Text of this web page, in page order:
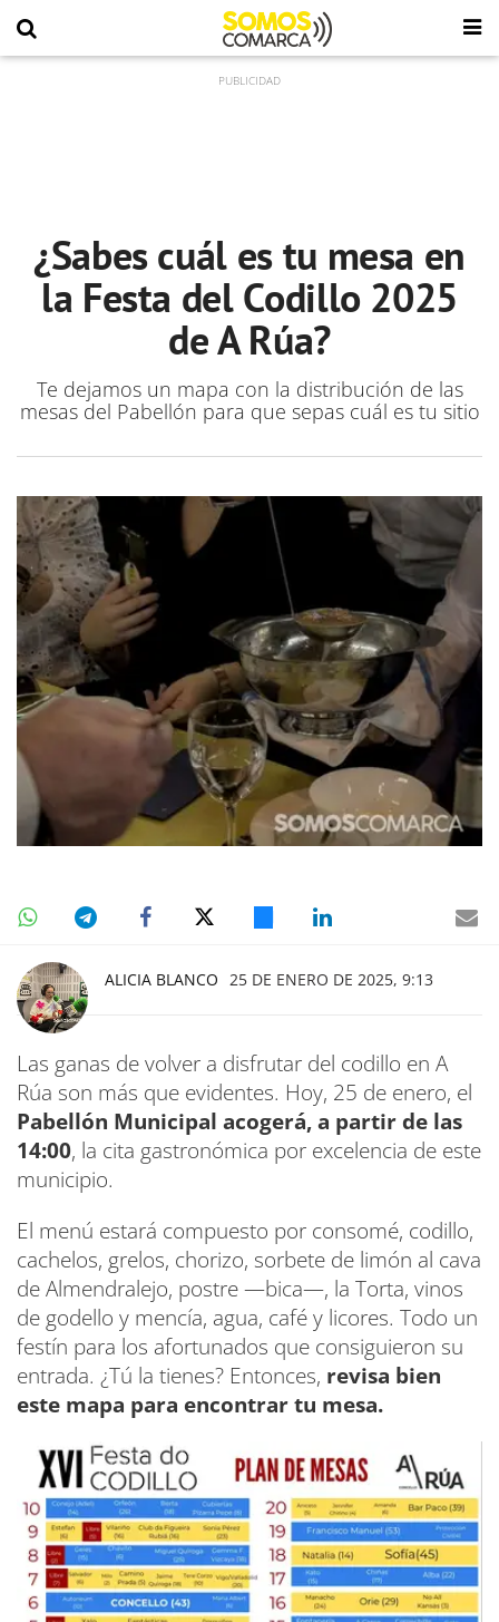
¿Sabes cuál es tu mesa en
la Festa del Codillo 2025
de A Rúa?
Te dejamos un mapa con la distribución de las
mesas del Pabellón para que sepas cuál es tu sitio
ALICIA BLANCO 25 DE ENERO DE 2025, 9:13
Las ganas de volver a disfrutar del codillo en A
Rúa son más que evidentes. Hoy, 25 de enero, el
Pabellón Municipal acogerá, a partir de las
14:00, la cita gastronómica por excelencia de este
municipio.
El menú estará compuesto por consomé, codillo,
cachelos, grelos, chorizo, sorbete de limón al cava
de Almendralejo, postre —bica—, la Torta, vinos
de godello y mencía, agua, café y licores. Todo un
festín para los afortunados que consiguieron su
entrada. ¿Tú la tienes? Entonces, revisa bien
este mapa para encontrar tu mesa.